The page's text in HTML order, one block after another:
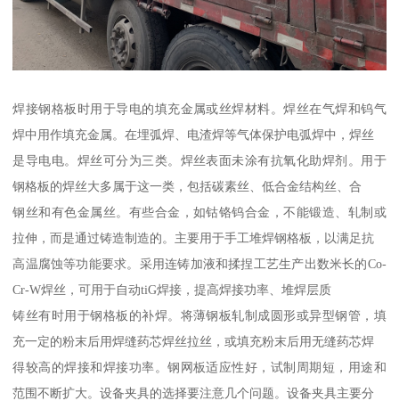
焊接钢格板时用于导电的填充金属或丝焊材料。焊丝在气焊和钨气
焊中用作填充金属。在埋弧焊、电渣焊等气体保护电弧焊中，焊丝
是导电电。焊丝可分为三类。焊丝表面未涂有抗氧化助焊剂。用于
钢格板的焊丝大多属于这一类，包括碳素丝、低合金结构丝、合
钢丝和有色金属丝。有些合金，如钴铬钨合金，不能锻造、轧制或
拉伸，而是通过铸造制造的。主要用于手工堆焊钢格板，以满足抗
高温腐蚀等功能要求。采用连铸加液和揉捏工艺生产出数米长的Co-
Cr-W焊丝，可用于自动tiG焊接，提高焊接功率、堆焊层质
铸丝有时用于钢格板的补焊。将薄钢板轧制成圆形或异型钢管，填
充一定的粉末后用焊缝药芯焊丝拉丝，或填充粉末后用无缝药芯焊
得较高的焊接和焊接功率。钢网板适应性好，试制周期短，用途和
范围不断扩大。设备夹具的选择要注意几个问题。设备夹具主要分